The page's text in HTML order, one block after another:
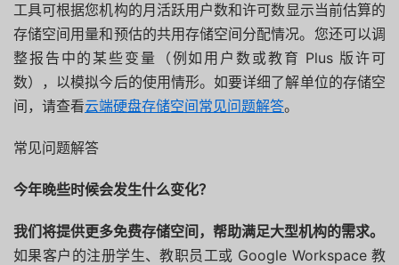
工具可根据您机构的月活跃用户数和许可数显示当前估算的
存储空间用量和预估的共用存储空间分配情况。 您还可以调
整报告中的某些变量（例如用户数或教育 Plus 版许可
数），以模拟今后的使用情形。如要详细了解单位的存储空
间，请查看云端硬盘存储空间常见问题解答。
常见问题解答
今年晚些时候会发生什么变化？
我们将提供更多免费存储空间，帮助满足大型机构的需求。
如果客户的注册学生、教职员工或 Google Workspace 教